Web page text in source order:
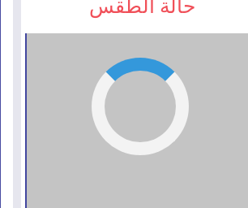
حالة الطقس